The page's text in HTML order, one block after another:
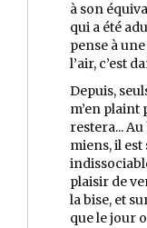
à son
qui a été
pense à
l’air, c’est
Depuis,
m’en plaint
restera...
miens, il
plaisir de
la bise, et
que le jour